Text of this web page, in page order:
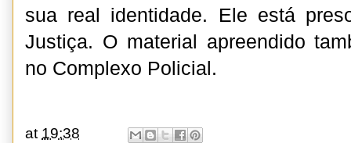
sua real identidade. Ele está
Justiça. O material apreendido
no Complexo Policial.
at 19:38